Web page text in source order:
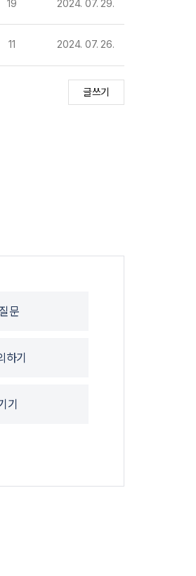
19 2024. 07. 29.
11 2024. 07. 26.
글쓰기
문
하기
기